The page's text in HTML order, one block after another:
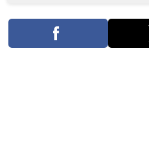
PHOTO
GUIDES D'ACHAT